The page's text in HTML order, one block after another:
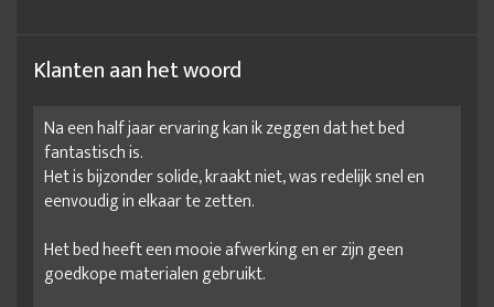
Klanten aan het woord
Na een half jaar ervaring kan ik zeggen dat het bed
fantastisch is.
Het is bijzonder solide, kraakt niet, was redelijk snel en
eenvoudig in elkaar te zetten.
Het bed heeft een mooie afwerking en er zijn geen
goedkope materialen gebruikt.